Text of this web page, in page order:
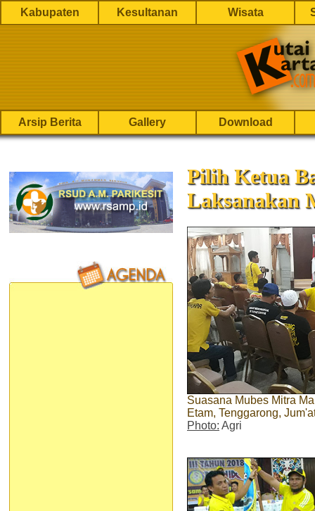
Kabupaten Kesultanan Wisata
Arsip Berita Gallery Download
Pilih Ketua
Laksanakan
Suasana Mubes Mitra
Etam, Tenggarong,
Photo: Agri